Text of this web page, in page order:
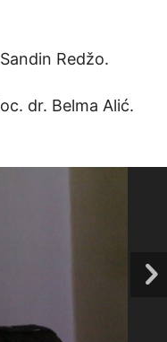
Redžo.
dr. Belma Alić.